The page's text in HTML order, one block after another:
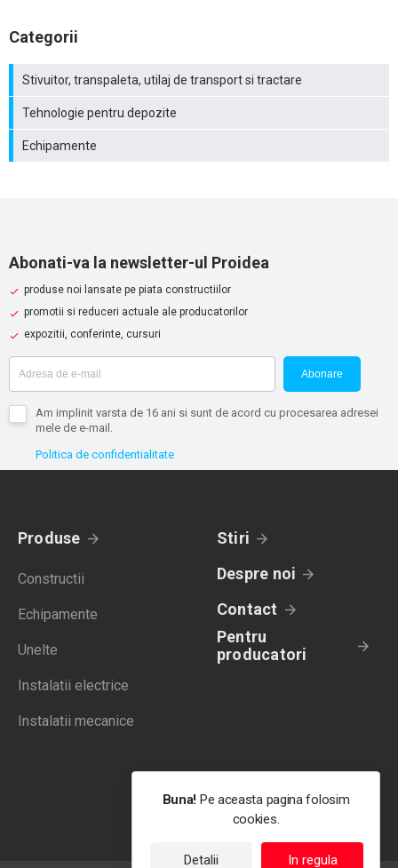
Categorii
Stivuitor, transpaleta, utilaj de transport si tractare
Tehnologie pentru depozite
Echipamente
Abonati-va la newsletter-ul Proidea
produse noi lansate pe piata constructiilor
promotii si reduceri actuale ale producatorilor
expozitii, conferinte, cursuri
Abonare
Am implinit varsta de 16 ani si sunt de acord cu procesarea adresei
mele de e-mail.
Politica de confidentialitate
Produse
Constructii
Echipamente
Unelte
Instalatii electrice
Instalatii mecanice
Stiri
Despre noi
Contact
Pentru
producatori
Buna! Pe aceasta pagina folosim
cookies.
Detalii In regula